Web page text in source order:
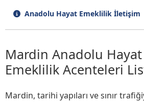
Anadolu Hayat Emeklilik İletişim
Mardin Anadolu Hayat
Emeklilik Acenteleri
Mardin, tarihi yapıları ve sınır